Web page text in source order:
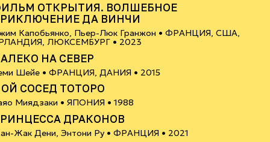
ОТКРЫТИЯ. ВОЛШЕБНОЕ
ДА ВИНЧИ
Капобьянко, Пьер-Люк Гранжон • ФРАНЦИЯ, США,
ЛЮКСЕМБУРГ • 2023
НА СЕВЕР
Шейе • ФРАНЦИЯ, ДАНИЯ • 2015
СОСЕД ТОТОРО
Миядзаки • ЯПОНИЯ • 1988
ДРАКОНОВ
Жак Дени, Энтони Ру • ФРАНЦИЯ • 2021